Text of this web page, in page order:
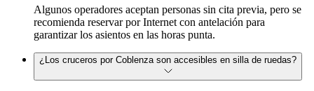
Algunos operadores aceptan personas sin cita previa, pero se
recomienda reservar por Internet con antelación para
garantizar los asientos en las horas punta.
¿Los cruceros por Coblenza son accesibles en silla de ruedas?